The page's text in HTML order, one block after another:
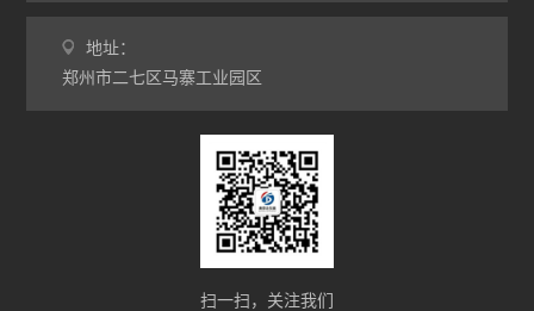
工业马弗炉
地址：
郑州市二七区马寨工业园区
扫一扫，关注我们